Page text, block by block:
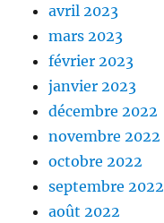
avril 2023
mars 2023
février 2023
janvier 2023
décembre 2022
novembre 2022
octobre 2022
septembre 2022
août 2022